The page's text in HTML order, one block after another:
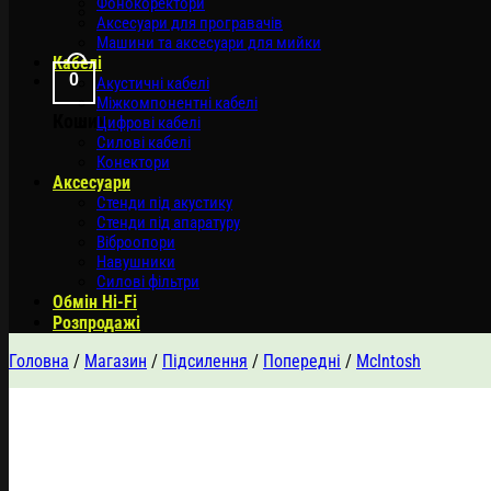
0
Кошик
Аксесуари для програвачів
Машини та аксесуари для мийки
Кабелі
Акустичні кабелі
Міжкомпонентні кабелі
Цифрові кабелі
Силові кабелі
Конектори
Аксесуари
Стенди під акустику
Стенди під апаратуру
Віброопори
Навушники
Силові фільтри
Обмін Hi-Fi
Розпродажі
Головна / Магазин / Підсилення / Попередні / McIntosh